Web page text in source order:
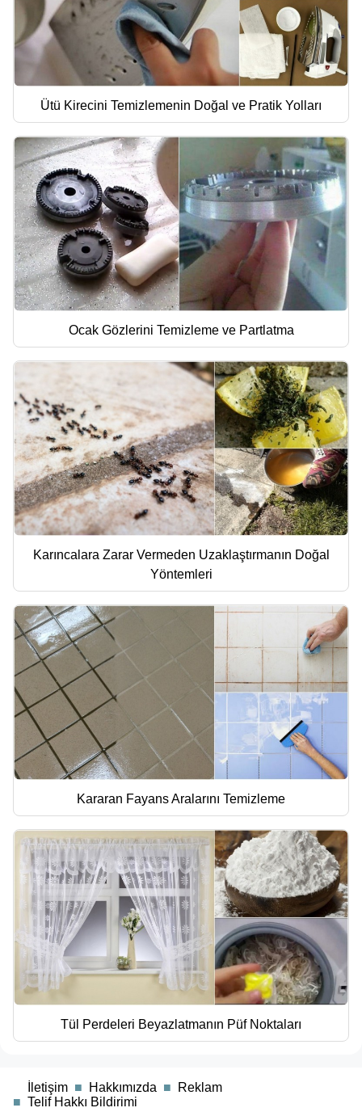
Ütü Kirecini Temizlemenin Doğal ve Pratik Yolları
Ocak Gözlerini Temizleme ve Partlatma
Karıncalara Zarar Vermeden Uzaklaştırmanın Doğal
Yöntemleri
Kararan Fayans Aralarını Temizleme
Tül Perdeleri Beyazlatmanın Püf Noktaları
İletişim ■ Hakkımızda ■
Reklam
■ Telif Hakkı Bildirimi